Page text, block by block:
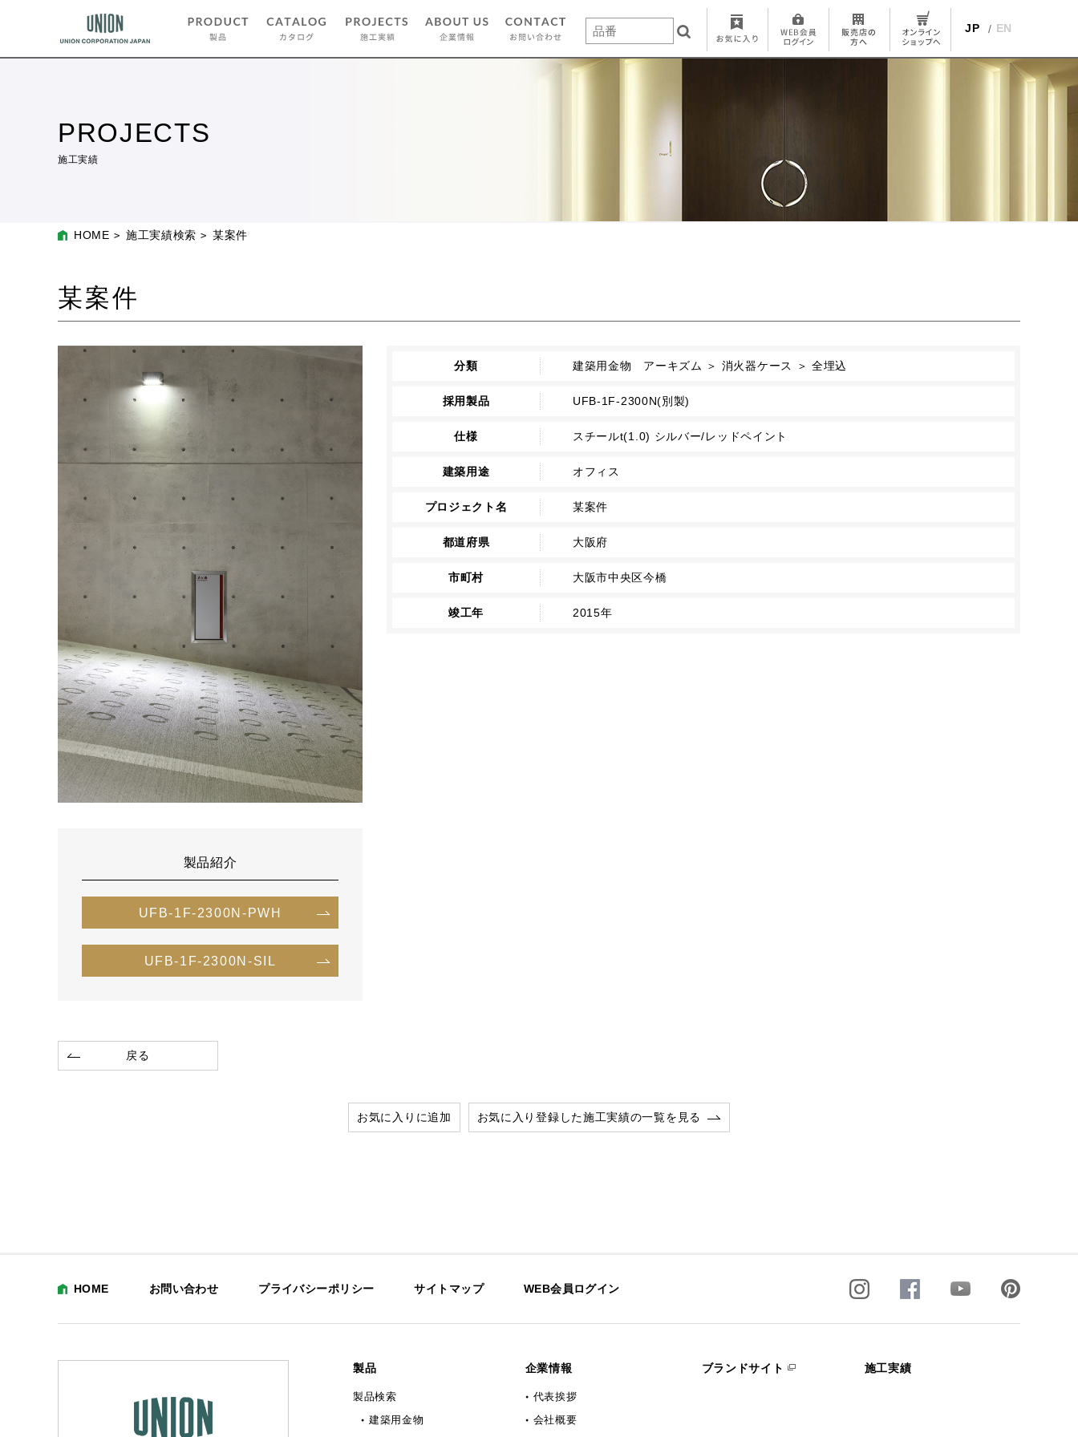
JP EN
PROJECTS
施工実績
HOME 施工実績検索 某案件
某案件
製品紹介
UFB-1F-2300N-PWH
UFB-1F-2300N-SIL
分類 建築用金物 アーキズム ＞ 消火器ケース ＞ 全埋込
採用製品 UFB-1F-2300N(別製)
仕様 スチールt(1.0) シルバー/レッドペイント
建築用途 オフィス
プロジェクト名 某案件
都道府県 大阪府
市町村 大阪市中央区今橋
竣工年 2015年
戻る
お気に入りに追加 お気に入り登録した施工実績の一覧を見る
HOME お問い合わせ プライバシーポリシー サイトマップ WEB会員ログイン
製品
製品検索
建築用金物
企業情報
代表挨拶
会社概要
ブランドサイト 施工実績